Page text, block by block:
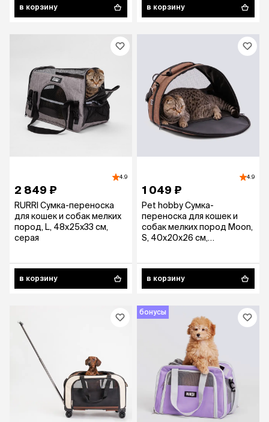
в корзину в корзину
4.9
2 849 ₽
RURRI Сумка-переноска
для кошек и собак мелких
пород, L, 48х25х33 см,
серая
в корзину
4.9
1 049 ₽
Pet hobby Сумка-
переноска для кошек и
собак мелких пород Moon,
S, 40х20х26 см,
в корзину
бонусы